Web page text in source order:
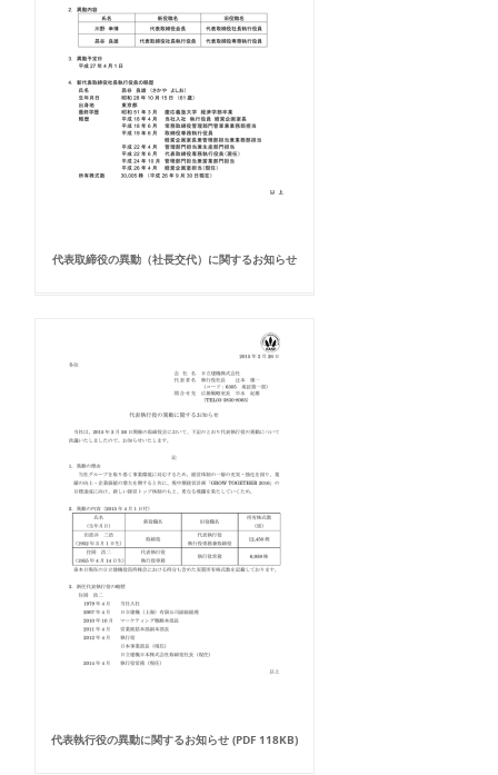
代表取締役の異動（社長交代）に関するお知らせ
代表執行役の異動に関するお知らせ (PDF 118KB)